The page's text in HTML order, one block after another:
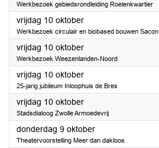
Werkbezoek gebiedsrondleiding Roelenkwartier
vrijdag 10 oktober2025
Werkbezoek circulair en biobased bouwen Sacon
vrijdag 10 oktober2025
Werkbezoek Weezenlanden-Noord
vrijdag 10 oktober2025
25-jarig jubileum Inloophuis de Bres
vrijdag 10 oktober2025
Stadsdialoog Zwolle Armoedevrij
donderdag 9 oktober2025
Theatervoorstelling Meer dan dakloos